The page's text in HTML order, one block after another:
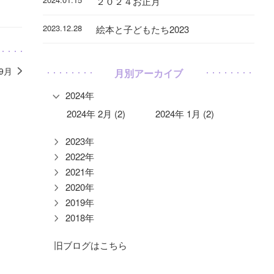
月
2023.12.28 絵本と子どもたち2023
月別アーカイブ
2024年
2024年 2月 (2)
2024年 1月 (2)
2023年
2022年
2021年
2020年
2019年
2018年
旧ブログはこちら